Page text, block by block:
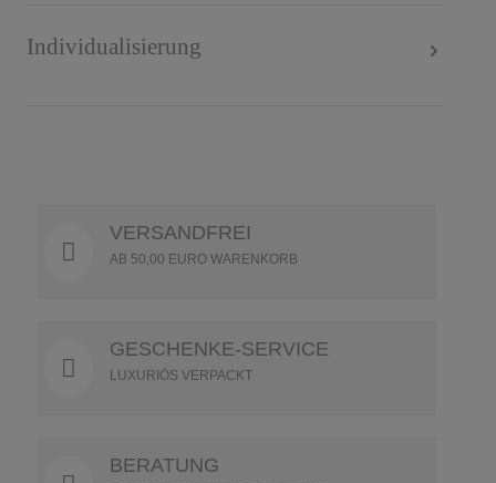
Individualisierung
VERSANDFREI
AB 50,00 EURO WARENKORB
GESCHENKE-SERVICE
LUXURIÖS VERPACKT
BERATUNG